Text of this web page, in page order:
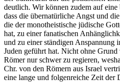
deutlich. Wir können zudem auf eine
dass die übernatürliche Angst und
die der monotheistische jüdische
hat, zu einer fanatischen
und zu einer ständigen Anspannung
Juden geführt hat. Nicht ohne
Römer nur schwer zu regieren,
Chr. von den Römern aus Israel
eine lange und folgenreiche Zeit der